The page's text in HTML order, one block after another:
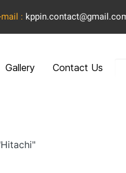
mail :
Gallery Contact Us